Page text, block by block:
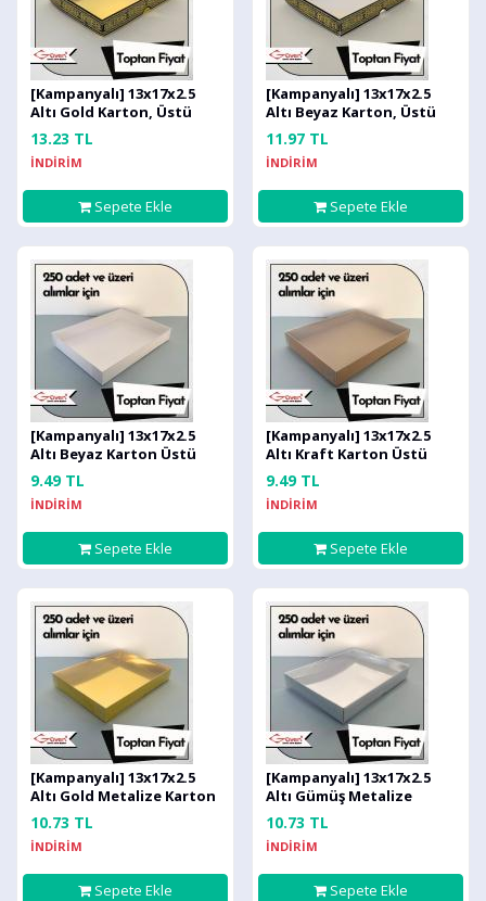
[Kampanyalı] 13x17x2.5
Altı Gold Karton, Üstü
Kabe Temalı Asetat Kutu
[Desen #1]
13.23 TL
İNDİRİM
Sepete Ekle
[Kampanyalı] 13x17x2.5
Altı Beyaz Karton, Üstü
Kabe Temalı Asetat Kutu
[Desen #1]
11.97 TL
İNDİRİM
Sepete Ekle
[Kampanyalı] 13x17x2.5
Altı Beyaz Karton Üstü
Asetat Kutu
9.49 TL
İNDİRİM
Sepete Ekle
[Kampanyalı] 13x17x2.5
Altı Kraft Karton Üstü
Asetat Kutu
9.49 TL
İNDİRİM
Sepete Ekle
[Kampanyalı] 13x17x2.5
Altı Gold Metalize Karton
Üstü Asetat Kutu
10.73 TL
İNDİRİM
Sepete Ekle
[Kampanyalı] 13x17x2.5
Altı Gümüş Metalize
Karton Üstü Asetat Kutu
10.73 TL
İNDİRİM
Sepete Ekle